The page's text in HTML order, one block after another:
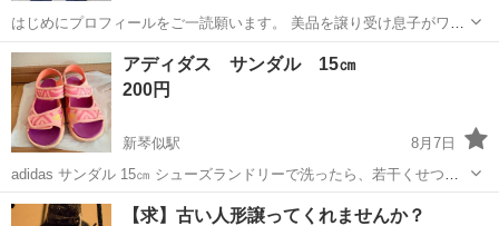
はじめにプロフィールをご一読願います。 美品を譲り受け息子がワン
シーズン使用したものです。 学校へは履いていかず休日出かける時の
み使用した程度。 ワールドのお品なので形もキレイで、生地も柔らか
く使用感もあまりありません♪ ...
北海道 札幌市 キッズ用品
アディダス サンダル 15㎝
200円
新琴似駅
8月7日
adidas サンダル 15㎝ シューズランドリーで洗ったら、若干くせつい
てます。 お気になさらない方いましたら
北海道 札幌市 新琴似駅 子供用品
【求】古い人形譲ってくれませんか？